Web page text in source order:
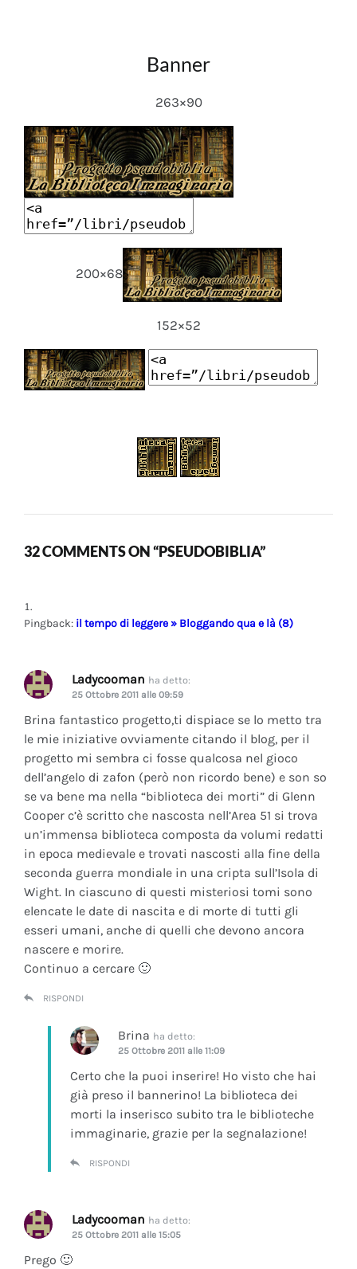
Banner
263×90
200×68
152×52
32 COMMENTS ON “PSEUDOBIBLIA”
Pingback: il tempo di leggere » Bloggando qua e là (8)
Ladycooman ha detto:
25 Ottobre 2011 alle 09:59
Brina fantastico progetto,ti dispiace se lo metto tra
le mie iniziative ovviamente citando il blog, per il
progetto mi sembra ci fosse qualcosa nel gioco
dell’angelo di zafon (però non ricordo bene) e son so
se va bene ma nella “biblioteca dei morti” di Glenn
Cooper c’è scritto che nascosta nell’Area 51 si trova
un’immensa biblioteca composta da volumi redatti
in epoca medievale e trovati nascosti alla fine della
seconda guerra mondiale in una cripta sull’Isola di
Wight. In ciascuno di questi misteriosi tomi sono
elencate le date di nascita e di morte di tutti gli
esseri umani, anche di quelli che devono ancora
nascere e morire.
Continuo a cercare 🙂
RISPONDI
Brina ha detto:
25 Ottobre 2011 alle 11:09
Certo che la puoi inserire! Ho visto che hai
già preso il bannerino! La biblioteca dei
morti la inserisco subito tra le biblioteche
immaginarie, grazie per la segnalazione!
RISPONDI
Ladycooman ha detto:
25 Ottobre 2011 alle 15:05
Prego 🙂